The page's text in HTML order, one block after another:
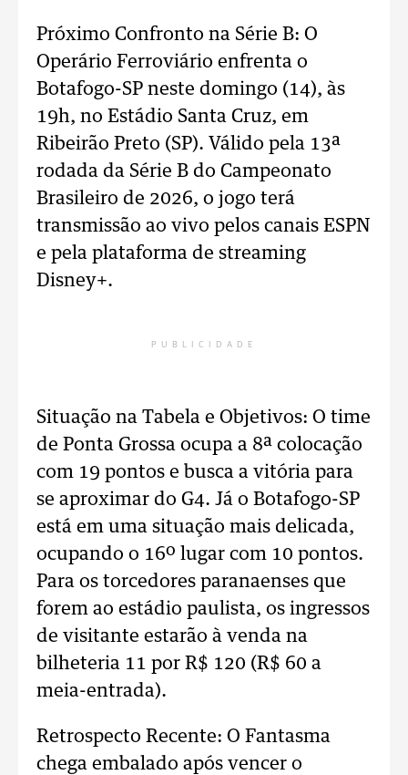
Próximo Confronto na Série B: O
Operário Ferroviário enfrenta o
Botafogo-SP neste domingo (14), às
19h, no Estádio Santa Cruz, em
Ribeirão Preto (SP). Válido pela 13ª
rodada da Série B do Campeonato
Brasileiro de 2026, o jogo terá
transmissão ao vivo pelos canais ESPN
e pela plataforma de streaming
Disney+.
PUBLICIDADE
Situação na Tabela e Objetivos: O time
de Ponta Grossa ocupa a 8ª colocação
com 19 pontos e busca a vitória para
se aproximar do G4. Já o Botafogo-SP
está em uma situação mais delicada,
ocupando o 16º lugar com 10 pontos.
Para os torcedores paranaenses que
forem ao estádio paulista, os ingressos
de visitante estarão à venda na
bilheteria 11 por R$ 120 (R$ 60 a
meia-entrada).
Retrospecto Recente: O Fantasma
chega embalado após vencer o